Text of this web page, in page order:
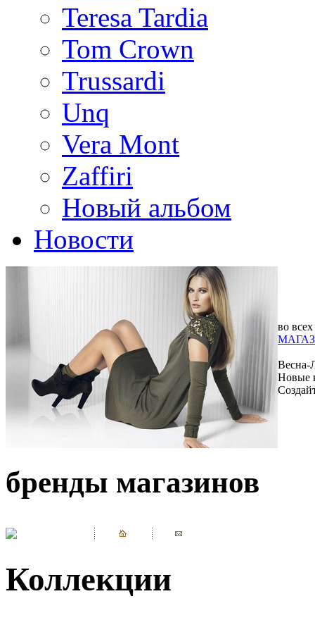
Teresa Tardia
Tom Crown
Trussardi
Unq
Vera Mont
Zaffiri
Новый альбом
Новости
во всех
Весна-
Новые
бренды магазинов
Коллекции